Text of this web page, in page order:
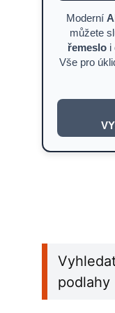
Moderní
můžete
řemesloi
Vše pro
podlahy